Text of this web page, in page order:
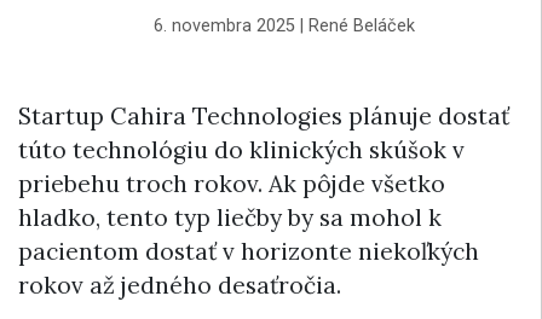
6. novembra 2025| René Beláček
Startup Cahira Technologies plánuje dostať
túto technológiu do klinických skúšok v
priebehu troch rokov. Ak pôjde všetko
hladko, tento typ liečby by sa mohol k
pacientom dostať v horizonte niekoľkých
rokov až jedného desaťročia.